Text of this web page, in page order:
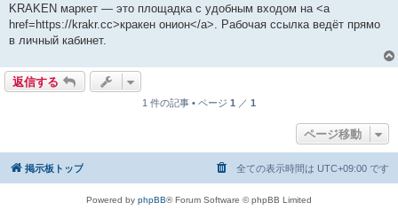
記
KRAKEN маркет — это площадка с удобным входом на <a
href=https://krakr.cc>кракен онион</a>. Рабочая ссылка ведёт прямо
в личный кабинет.
返信する
1 件の記事 • ページ 1 ／ 1
ページ移動
掲示板トップ 全ての表示時間は UTC+09:00 です
Powered by phpBB® Forum Software © phpBB Limited